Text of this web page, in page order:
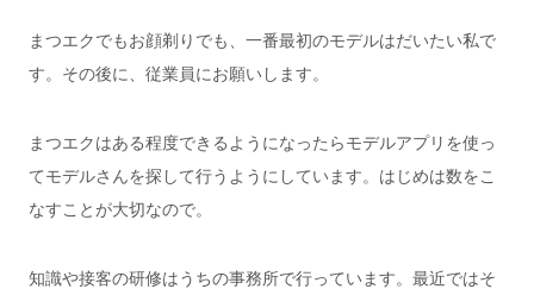
まつエクでもお顔剃りでも、一番最初のモデルはだいたい私で
す。その後に、従業員にお願いします。
まつエクはある程度できるようになったらモデルアプリを使っ
てモデルさんを探して行うようにしています。はじめは数をこ
なすことが大切なので。
知識や接客の研修はうちの事務所で行っています。最近ではそ